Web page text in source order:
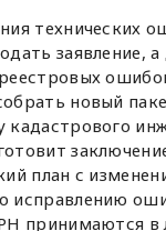
технических
заявление, а
новый
кадастрового
план с
исправлению
принимаются в